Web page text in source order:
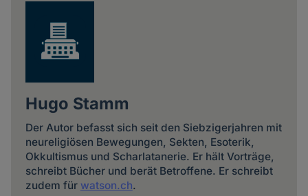
Hugo Stamm
Der Autor befasst sich seit den Siebzigerjahren mit
neureligiösen Bewegungen, Sekten, Esoterik,
Okkultismus und Scharlatanerie. Er hält Vorträge,
schreibt Bücher und berät Betroffene. Er schreibt
zudem für watson.ch.